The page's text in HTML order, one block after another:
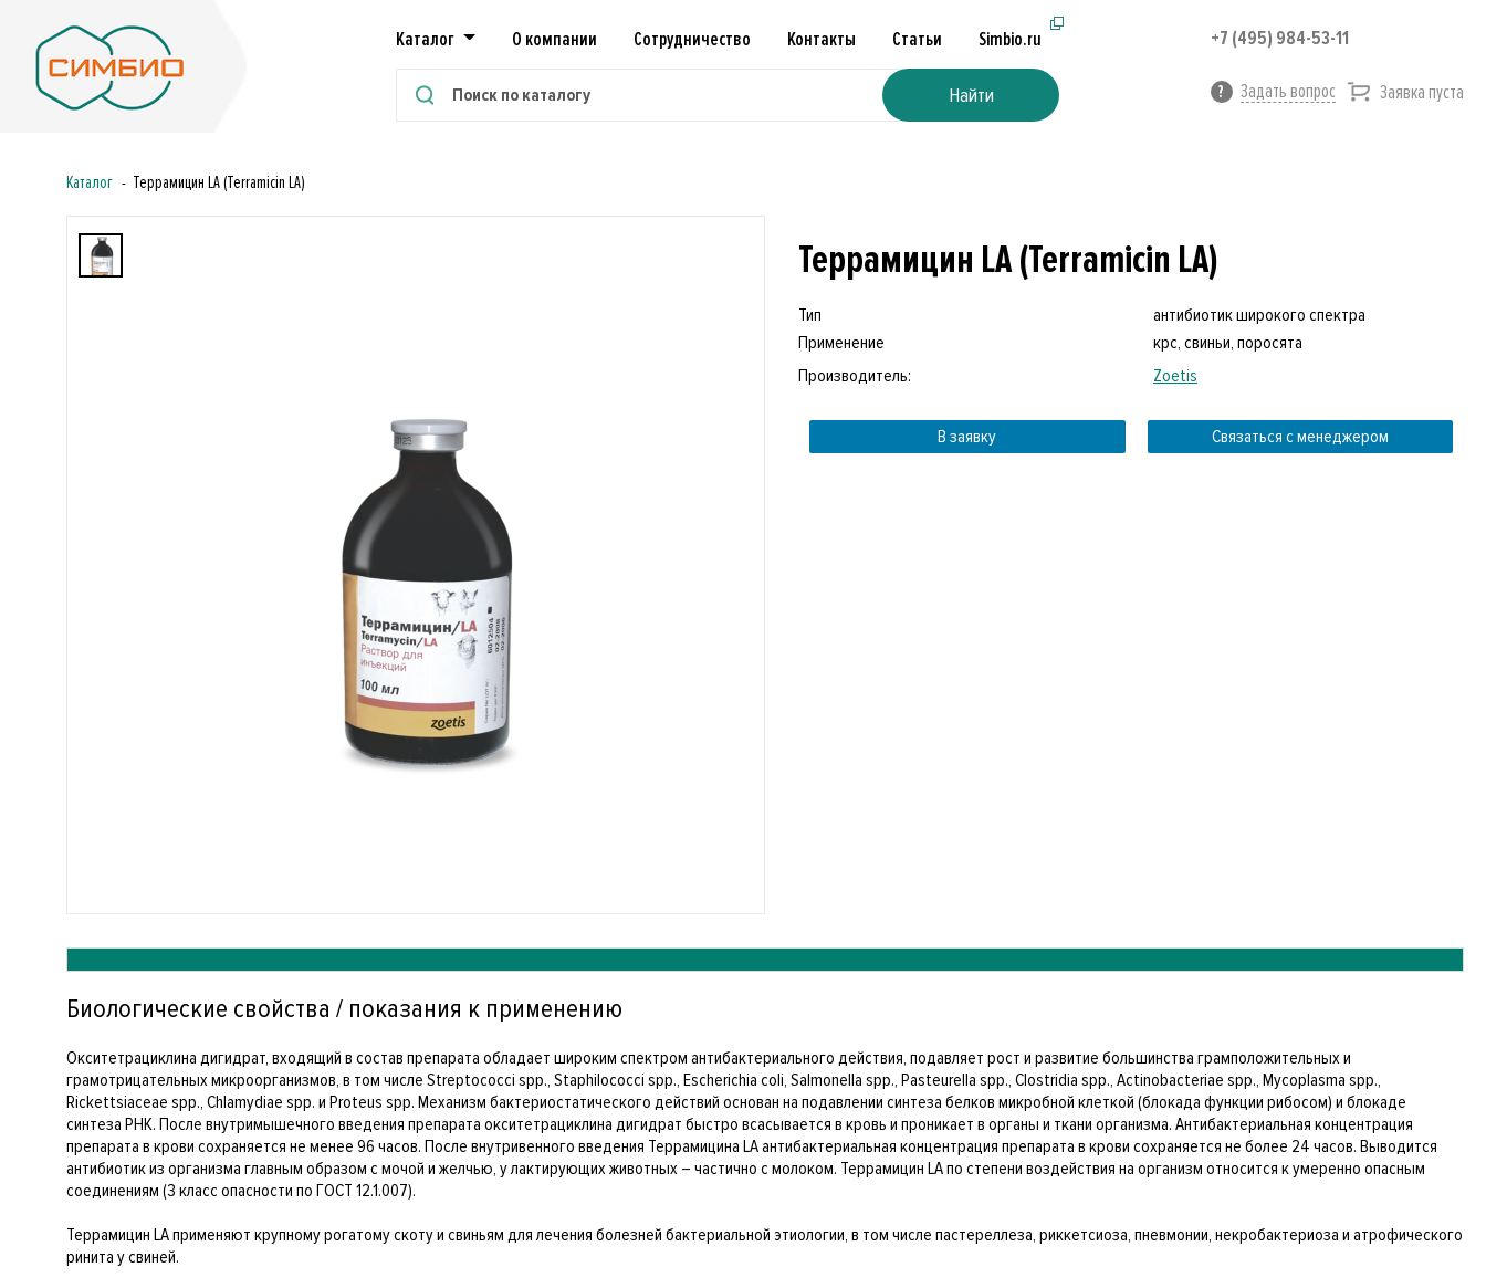
Каталог О компании Сотрудничество Контакты Статьи Simbio.ru
Найти
+7 (495) 984-53-11
Задать вопрос Заявка пуста
Каталог Террамицин LA (Terramicin LA)
Террамицин LA (Terramicin LA)
Тип
антибиотик широкого спектра
Применение
крс, свиньи, поросята
Производитель:
Zoetis
В заявку Связаться с менеджером
Биологические свойства / показания к применению
Окситетрациклина дигидрат, входящий в состав препарата обладает широким спектром антибактериального действия, подавляет рост и развитие большинства грамположительных и
грамотрицательных микроорганизмов, в том числе Streptococci spp., Staphilococci spp., Escherichia coli, Salmonella spp., Pasteurella spp., Clostridia spp., Actinobacteriae spp., Mycoplasma spp.,
Rickettsiaceae spp., Chlamydiae spp. и Proteus spp. Механизм бактериостатического действий основан на подавлении синтеза белков микробной клеткой (блокада функции рибосом) и блокаде
синтеза РНК. После внутримышечного введения препарата окситетрациклина дигидрат быстро всасывается в кровь и проникает в органы и ткани организма. Антибактериальная концентрация
препарата в крови сохраняется не менее 96 часов. После внутривенного введения Террамицина LA антибактериальная концентрация препарата в крови сохраняется не более 24 часов. Выводится
антибиотик из организма главным образом с мочой и желчью, у лактирующих животных – частично с молоком. Террамицин LA по степени воздействия на организм относится к умеренно опасным
соединениям (3 класс опасности по ГОСТ 12.1.007).
Террамицин LA применяют крупному рогатому скоту и свиньям для лечения болезней бактериальной этиологии, в том числе пастереллеза, риккетсиоза, пневмонии, некробактериоза и атрофического
ринита у свиней.